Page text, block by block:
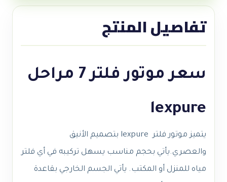
تفاصيل المنتج
سعر موتور فلتر 7 مراحل
lexpure
يتميز موتور فلتر lexpure بتصميم الأنيق
والعصري.يأتي بحجم مناسب يسهل تركيبه في أي فلتر
مياه للمنزل أو المكتب. يأتي الجسم الخارجي بقاعدة